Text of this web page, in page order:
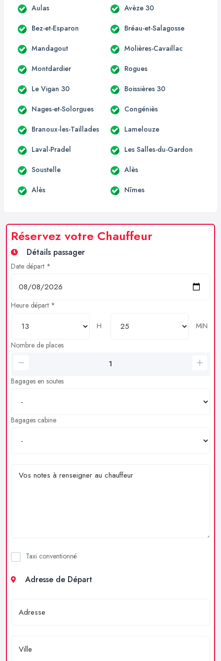
Aulas Avèze 30
Bez-et-Esparon Bréau-et-Salagosse
Mandagout Molières-Cavaillac
Montdardier Rogues
Le Vigan 30 Boissières 30
Nages-et-Solorgues Congéniès
Branoux-les-Taillades Lamelouze
Laval-Pradel Les Salles-du-Gardon
Soustelle Alès
Alès Nîmes
Réservez votre Chauffeur
Détails passager
Date départ *
Heure départ *
H
MIN
Nombre de places
Bagages en soutes
Bagages cabine
Taxi conventionné
Adresse de Départ